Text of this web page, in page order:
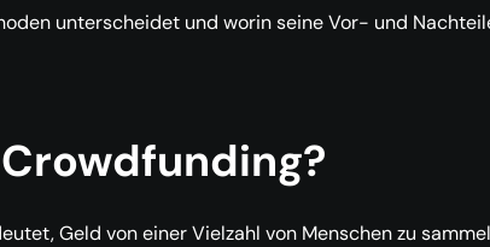
unterscheidet und worin seine Vor- und
Geld von einer Vielzahl von Menschen zu